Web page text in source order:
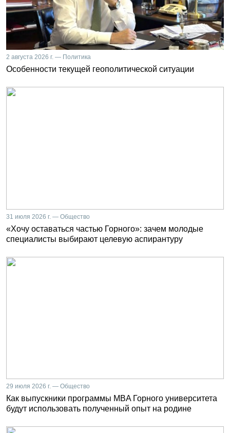
2 августа 2026 г. — Политика
Особенности текущей геополитической ситуации
31 июля 2026 г. — Общество
«Хочу оставаться частью Горного»: зачем молодые
специалисты выбирают целевую аспирантуру
29 июля 2026 г. — Общество
Как выпускники программы MBA Горного университета
будут использовать полученный опыт на родине